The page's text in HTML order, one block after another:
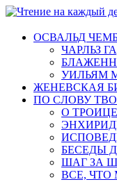
ОСВАЛЬД
ЧАРЛЬЗ
УИЛЬЯМ
ЖЕНЕВСКАЯ
ПО СЛОВУ
О ТРОИЦЕ
БЕСЕДЫ
ШАГ ЗА
ВСЕ, ЧТО